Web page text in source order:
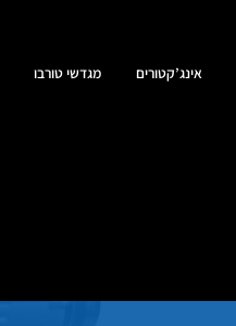
אינג’קטורים מגדשי טורבו